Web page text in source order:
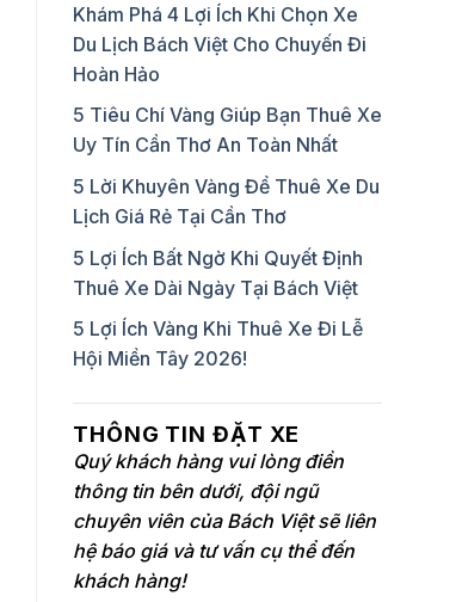
Khám Phá 4 Lợi Ích Khi Chọn Xe
Du Lịch Bách Việt Cho Chuyến Đi
Hoàn Hảo
5 Tiêu Chí Vàng Giúp Bạn Thuê Xe
Uy Tín Cần Thơ An Toàn Nhất
5 Lời Khuyên Vàng Để Thuê Xe Du
Lịch Giá Rẻ Tại Cần Thơ
5 Lợi Ích Bất Ngờ Khi Quyết Định
Thuê Xe Dài Ngày Tại Bách Việt
5 Lợi Ích Vàng Khi Thuê Xe Đi Lễ
Hội Miền Tây 2026!
THÔNG TIN ĐẶT XE
Quý khách hàng vui lòng điền
thông tin bên dưới, đội ngũ
chuyên viên của Bách Việt sẽ liên
hệ báo giá và tư vấn cụ thể đến
khách hàng!